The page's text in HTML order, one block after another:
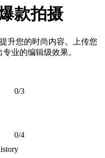
款拍摄
升您的时尚内容。上传您
业的编辑级效果。
0/3
0/4